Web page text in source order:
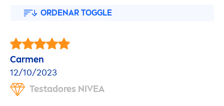
ORDENAR TOGGLE
Carmen
12/10/2023
Testadores NIVEA